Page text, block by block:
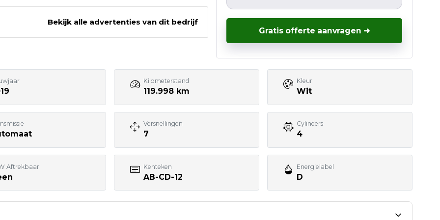
055 - 3574370
Bekijk alle advertenties van dit bedrijf
Gratis offerte aanvragen ➜
Kilometerstand
119.998 km
Kleur
Wit
Versnellingen
7
Cylinders
4
Aftrekbaar Kenteken
AB-CD-12
Energielabel
D